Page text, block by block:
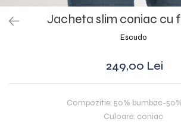
Jacheta slim coniac cu
Escudo
249,00 Lei
Compozitie: 50% bumbac-
Culoare: coniac